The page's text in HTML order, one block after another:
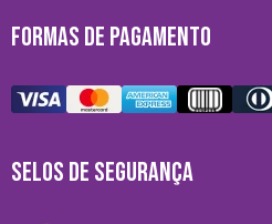
FORMAS DE PAGAMENTO
SELOS DE SEGURANÇA